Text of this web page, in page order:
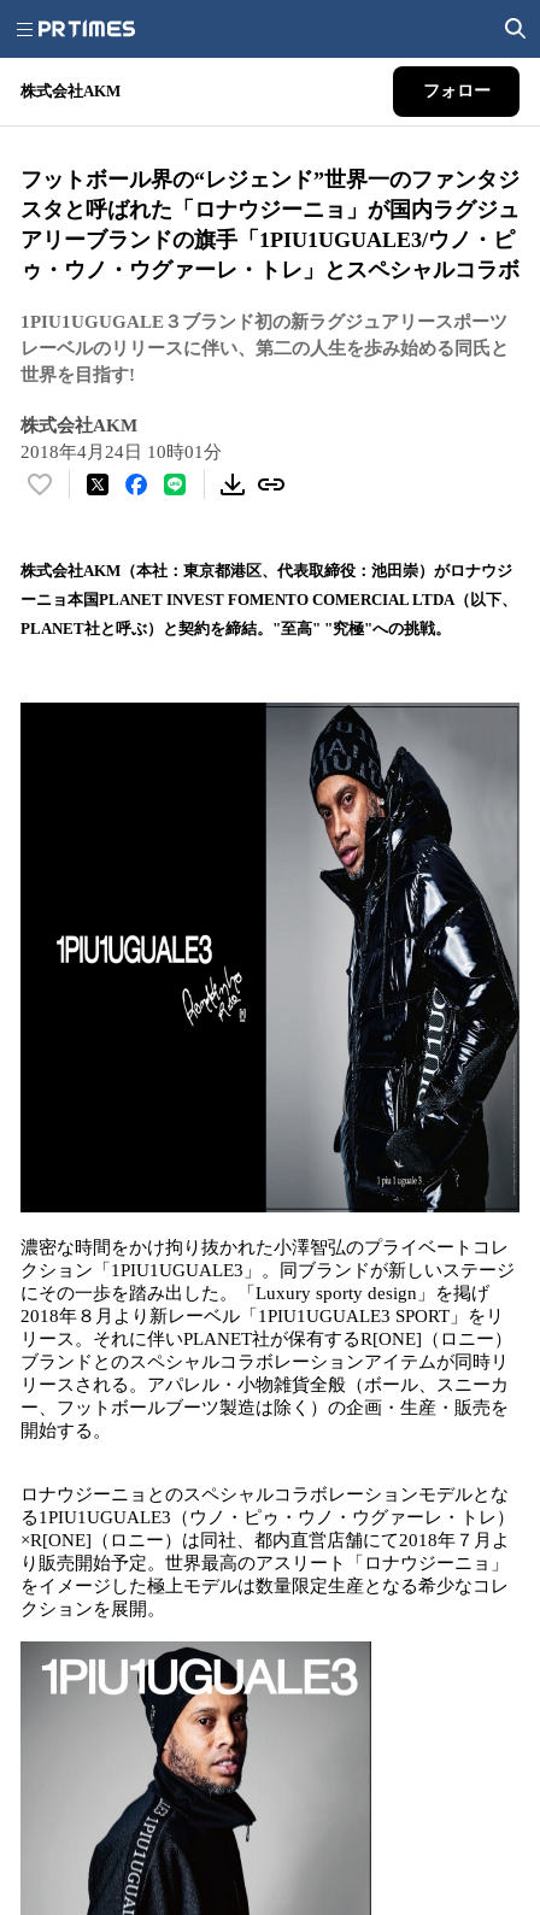
株式会社AKM フォロー
フットボール界の“レジェンド”世界一のファンタジ
スタと呼ばれた「ロナウジーニョ」が国内ラグジュ
アリーブランドの旗手「1PIU1UGUALE3/ウノ・ピ
ゥ・ウノ・ウグァーレ・トレ」とスペシャルコラボ
1PIU1UGUGALE３ブランド初の新ラグジュアリースポーツ
レーベルのリリースに伴い、第二の人生を歩み始める同氏と
世界を目指す!
株式会社AKM
2018年4月24日 10時01分
い
！
数
を
込
株式会社AKM（本社：東京都港区、代表取締役：池田崇）がロナウジ
ーニョ本国PLANET INVEST FOMENTO COMERCIAL LTDA（以下、
PLANET社と呼ぶ）と契約を締結。"至高" "究極"への挑戦。
濃密な時間をかけ拘り抜かれた小澤智弘のプライベートコレ
クション「1PIU1UGUALE3」。同ブランドが新しいステージ
にその一歩を踏み出した。「Luxury sporty design」を掲げ
2018年８月より新レーベル「1PIU1UGUALE3 SPORT」をリ
リース。それに伴いPLANET社が保有するR[ONE]（ロニー）
ブランドとのスペシャルコラボレーションアイテムが同時リ
リースされる。アパレル・小物雑貨全般（ボール、スニーカ
ー、フットボールブーツ製造は除く）の企画・生産・販売を
開始する。
ロナウジーニョとのスペシャルコラボレーションモデルとな
る1PIU1UGUALE3（ウノ・ピゥ・ウノ・ウグァーレ・トレ）
×R[ONE]（ロニー）は同社、都内直営店舗にて2018年７月よ
り販売開始予定。世界最高のアスリート「ロナウジーニョ」
をイメージした極上モデルは数量限定生産となる希少なコレ
クションを展開。